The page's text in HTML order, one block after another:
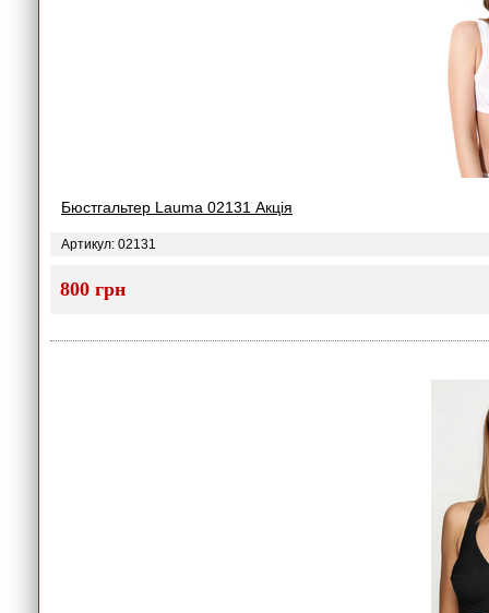
Бюстгальтер Lauma 02131 Акція
Артикул: 02131
800 грн